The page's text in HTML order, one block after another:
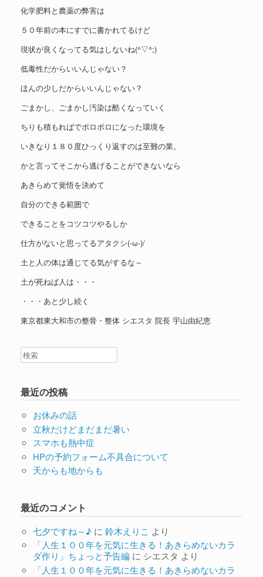
化学肥料と農薬の弊害は
５０年前の本にすでに書かれてるけど
現状が良くなってる気はしないね(^▽^;)
低毒性だからいいんじゃない？
ほんの少しだからいいんじゃない？
ごまかし、ごまかし汚染は酷くなっていく
ちりも積もればでボロボロになった環境を
いきなり１８０度ひっくり返すのは至難の業。
かと言ってそこから逃げることができないなら
あきらめて覚悟を決めて
自分のできる範囲で
できることをコツコツやるしか
仕方がないと思ってるアタクシ(-ω-)/
土と人の体は通じてる気がするな～
土が死ねば人は・・・
・・・あと少し続く
東京都東大和市の整骨・整体 シエスタ 院長 宇山由紀恵
最近の投稿
お休みの話
立秋だけどまだまだ暑い
スマホも熱中症
HPの予約フォーム不具合について
天からも地からも
最近のコメント
七夕ですね～♪に 鈴木えりこ より
「人生１００年を元気に生きる！あきらめないカラ
ダ作り」ちょっと予告編に シエスタ より
「人生１００年を元気に生きる！あきらめないカラ